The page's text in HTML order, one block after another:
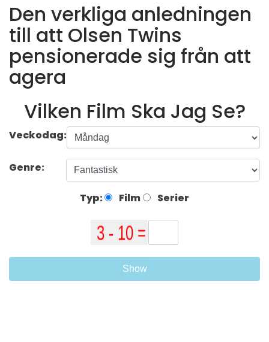
Den verkliga anledningen
till att Olsen Twins
pensionerade sig från att
agera
Vilken Film Ska Jag Se?
Veckodag:
Genre:
Typ: Film Serier
Show